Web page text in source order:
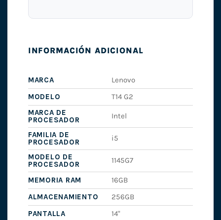
INFORMACIÓN ADICIONAL
MARCA
Lenovo
MODELO
T14 G2
MARCA DE
PROCESADOR
Intel
FAMILIA DE
PROCESADOR
i5
MODELO DE
PROCESADOR
1145G7
MEMORIA RAM
16GB
ALMACENAMIENTO
256GB
PANTALLA
14"